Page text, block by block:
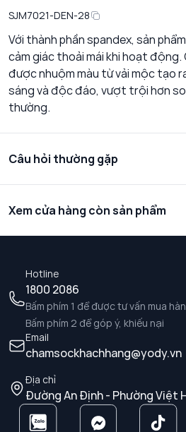
SJM7021-DEN-28
Với thành phần spandex, sản
cảm giác thoải mái khi hoạt động.
được nhuộm màu từ vải mộc tạo
sáng và độc đáo, vượt trội hơn
thường.
Câu hỏi thường gặp
Xem cửa hàng còn sản phẩm
Hotline
1800 2086
Bấm phím 1 để được tư vấn mua
Bấm phím 2 để góp ý, khiếu nại
Email
chamsockhachhang@yody.vn
Địa chỉ
Đường An Định - Phường Việt